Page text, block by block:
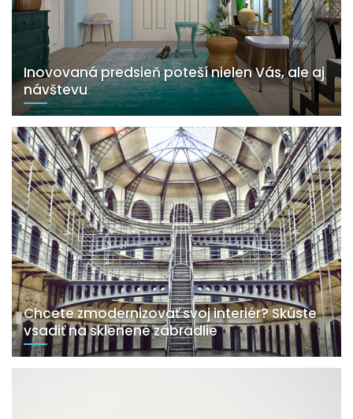
Inovovaná predsieň poteší nielen Vás, ale aj
návštevu
Chcete zmodernizovať svoj interiér? Skúste
vsadiť na sklenené zábradlie